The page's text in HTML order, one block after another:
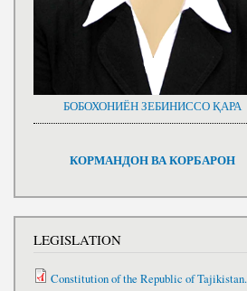
БОБОХОНИЁН ЗЕБИНИССО ҚАРА
КОРМАНДОН ВА КОРБАРОН
LEGISLATION
Constitution of the Republic of